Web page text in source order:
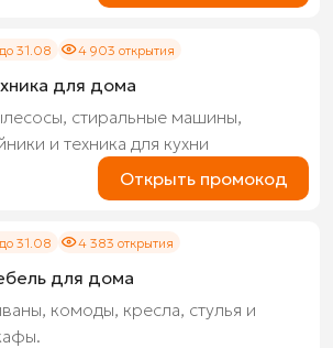
до 31.08 4 903 открытия
для дома
стиральные машины,
и техника для кухни
Открыть промокод
до 31.08 4 383 открытия
для дома
комоды, кресла, стулья и